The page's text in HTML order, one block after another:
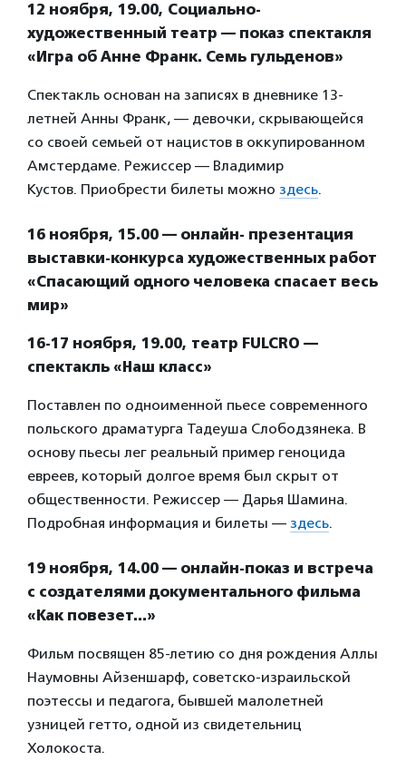
12 ноября, 19.00, Социально-
художественный театр — показ спектакля
«Игра об Анне Франк. Семь гульденов»
Спектакль основан на записях в дневнике 13-
летней Анны Франк, — девочки, скрывающейся
со своей семьей от нацистов в оккупированном
Амстердаме. Режиссер — Владимир
Кустов. Приобрести билеты можно здесь.
16 ноября, 15.00 — онлайн- презентация
выставки-конкурса художественных работ
«Спасающий одного человека спасает весь
мир»
16-17 ноября, 19.00, театр FULCRO —
спектакль «Наш класс»
Поставлен по одноименной пьесе современного
польского драматурга Тадеуша Слободзянека. В
основу пьесы лег реальный пример геноцида
евреев, который долгое время был скрыт от
общественности. Режиссер — Дарья Шамина.
Подробная информация и билеты — здесь.
19 ноября, 14.00 — онлайн-показ и встреча
с создателями документального фильма
«Как повезет…»
Фильм посвящен 85-летию со дня рождения Аллы
Наумовны Айзеншарф, советско-израильской
поэтессы и педагога, бывшей малолетней
узницей гетто, одной из свидетельниц
Холокоста.